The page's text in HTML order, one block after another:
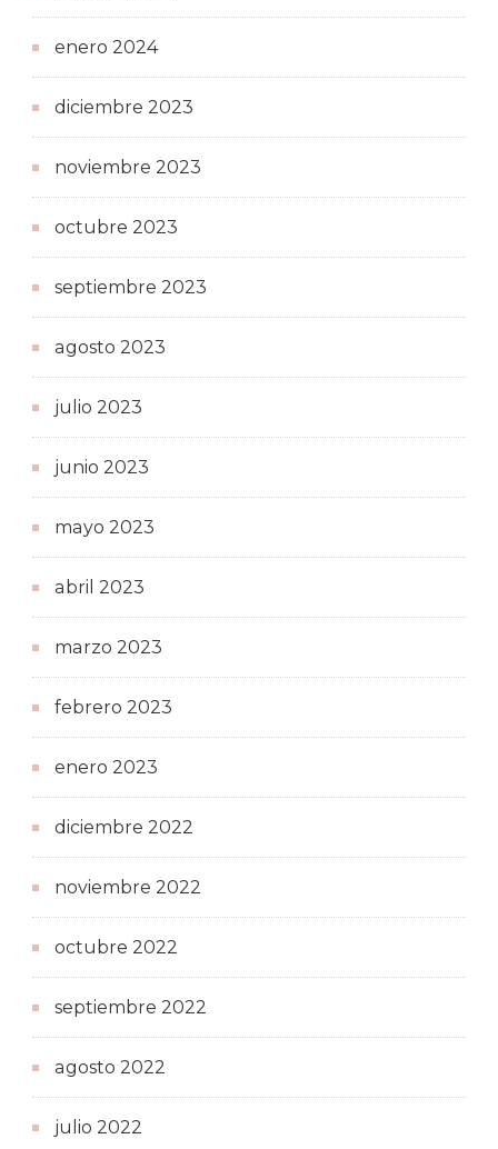
enero 2024
diciembre 2023
noviembre 2023
octubre 2023
septiembre 2023
agosto 2023
julio 2023
junio 2023
mayo 2023
abril 2023
marzo 2023
febrero 2023
enero 2023
diciembre 2022
noviembre 2022
octubre 2022
septiembre 2022
agosto 2022
julio 2022